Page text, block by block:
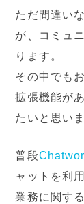
ただ間違い
が、コミュ
ります。
その中でも
拡張機能が
たいと思いま
普段
ャットを利
業務に関す